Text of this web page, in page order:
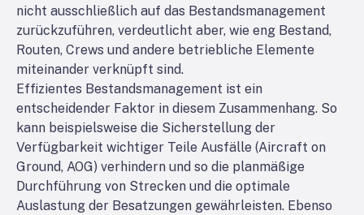
nicht ausschließlich auf das Bestandsmanagement
zurückzuführen, verdeutlicht aber, wie eng Bestand,
Routen, Crews und andere betriebliche Elemente
miteinander verknüpft sind.
Effizientes Bestandsmanagement ist ein
entscheidender Faktor in diesem Zusammenhang. So
kann beispielsweise die Sicherstellung der
Verfügbarkeit wichtiger Teile Ausfälle (Aircraft on
Ground, AOG) verhindern und so die planmäßige
Durchführung von Strecken und die optimale
Auslastung der Besatzungen gewährleisten. Ebenso